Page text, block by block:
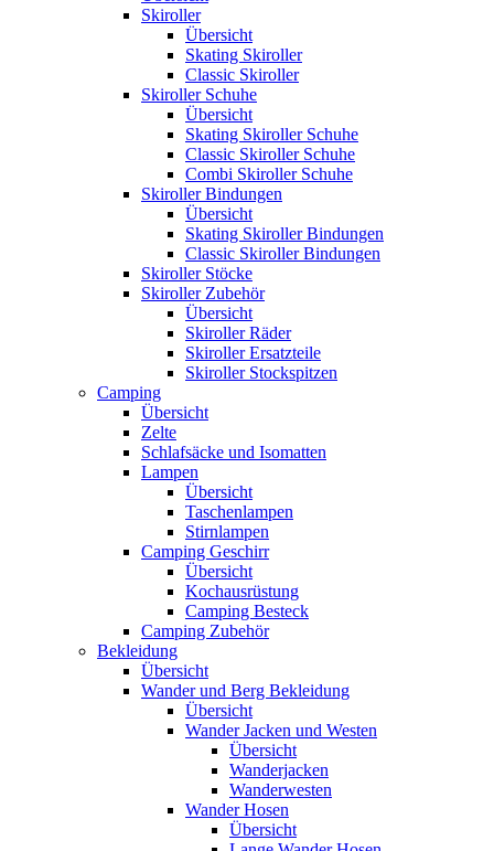
Skiroller
Übersicht
Skating Skiroller
Classic Skiroller
Skiroller Schuhe
Übersicht
Skating Skiroller Schuhe
Classic Skiroller Schuhe
Combi Skiroller Schuhe
Skiroller Bindungen
Übersicht
Skating Skiroller Bindungen
Classic Skiroller Bindungen
Skiroller Stöcke
Skiroller Zubehör
Übersicht
Skiroller Räder
Skiroller Ersatzteile
Skiroller Stockspitzen
Camping
Übersicht
Zelte
Schlafsäcke und Isomatten
Lampen
Übersicht
Taschenlampen
Stirnlampen
Camping Geschirr
Übersicht
Kochausrüstung
Camping Besteck
Camping Zubehör
Bekleidung
Übersicht
Wander und Berg Bekleidung
Übersicht
Wander Jacken und Westen
Übersicht
Wanderjacken
Wanderwesten
Wander Hosen
Übersicht